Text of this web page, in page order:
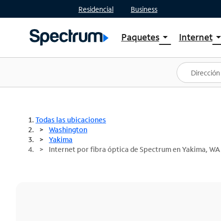
Residencial Business
Paquetesarrow_drop_down
Ver paquetes
Spectrum One
Mejores ofertas
Internetarrow_drop_down
Planes
Todas las ubicaciones
Washington
Yakima
Internet por fibra óptica de Spectrum en Yakima, WA